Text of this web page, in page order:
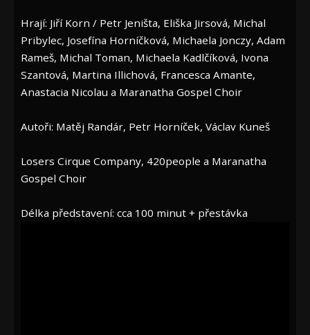
Hrají: Jiří Korn / Petr Jeništa, Eliška Jirsová, Michal
Pribylec, Josefína Horníčková, Michaela Jonczy, Adam
Rameš, Michal Toman, Michaela Kadlčíková, Ivona
Szantová, Martina Illichová, Francesca Amante,
Anastacia Nicolau a Maranatha Gospel Choir
Autoři: Matěj Randár, Petr Horníček, Václav Kuneš
Losers Cirque Company, 420people a Maranatha
Gospel Choir
Délka představení: cca 100 minut + přestávka